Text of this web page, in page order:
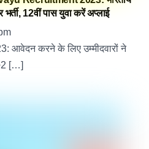
12वीं पास युवा करें अप्लाई
आवेदन करने के लिए उम्मीदवारों ने
[…]